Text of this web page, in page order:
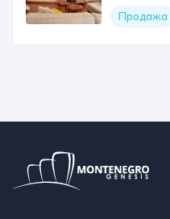
Продажа